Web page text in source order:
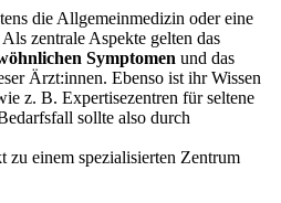
die Allgemeinmedizin oder eine
zentrale Aspekte gelten das
Symptomen und das
Ärzt:innen. Ebenso ist ihr Wissen
z. B. Expertisezentren für seltene
sollte also durch
einem spezialisierten Zentrum